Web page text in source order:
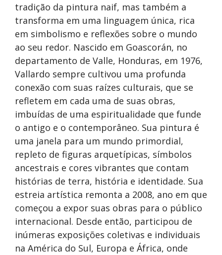
tradição da pintura naif, mas também a
transforma em uma linguagem única, rica
em simbolismo e reflexões sobre o mundo
ao seu redor. Nascido em Goascorán, no
departamento de Valle, Honduras, em 1976,
Vallardo sempre cultivou uma profunda
conexão com suas raízes culturais, que se
refletem em cada uma de suas obras,
imbuídas de uma espiritualidade que funde
o antigo e o contemporâneo. Sua pintura é
uma janela para um mundo primordial,
repleto de figuras arquetípicas, símbolos
ancestrais e cores vibrantes que contam
histórias de terra, história e identidade. Sua
estreia artística remonta a 2008, ano em que
começou a expor suas obras para o público
internacional. Desde então, participou de
inúmeras exposições coletivas e individuais
na América do Sul, Europa e África, onde